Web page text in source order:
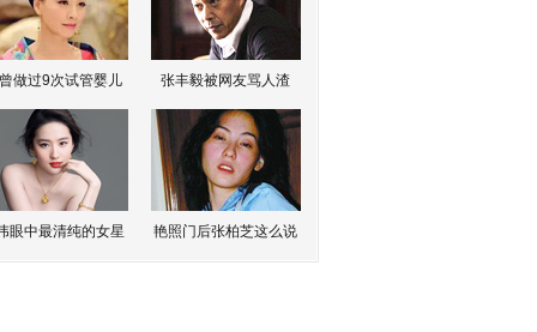
做过9次试管婴儿 张丰毅被网友骂人渣
眼中最清纯的女星 艳照门后张柏芝这么说